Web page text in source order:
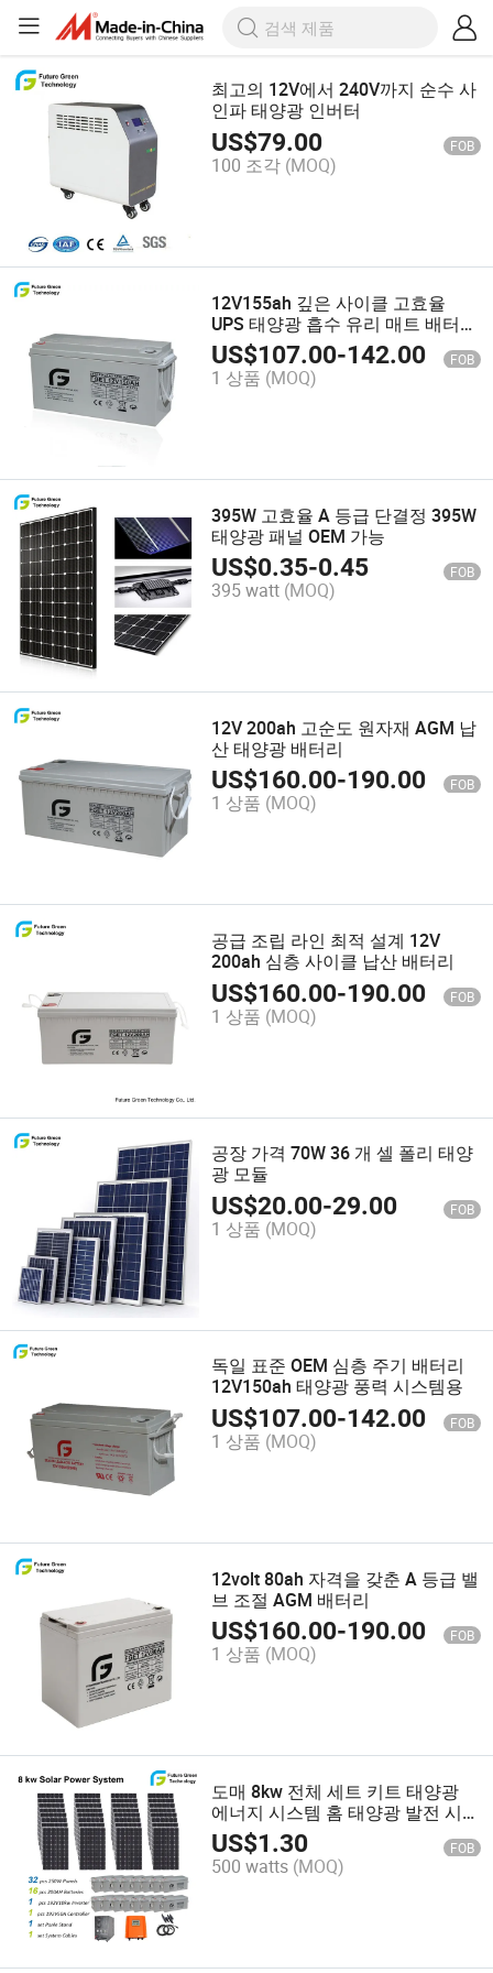
최고의 12V에서 240V까지 순수 사
인파 태양광 인버터
US$79.00 FOB
100 조각 (MOQ)
12V155ah 깊은 사이클 고효율
UPS 태양광 흡수 유리 매트 배터리
최저가
US$107.00-142.00 FOB
1 상품 (MOQ)
395W 고효율 A 등급 단결정 395W
태양광 패널 OEM 가능
US$0.35-0.45 FOB
395 watt (MOQ)
12V 200ah 고순도 원자재 AGM 납
산 태양광 배터리
US$160.00-190.00 FOB
1 상품 (MOQ)
공급 조립 라인 최적 설계 12V
200ah 심층 사이클 납산 배터리
US$160.00-190.00 FOB
1 상품 (MOQ)
공장 가격 70W 36 개 셀 폴리 태양
광 모듈
US$20.00-29.00 FOB
1 상품 (MOQ)
독일 표준 OEM 심층 주기 배터리
12V150ah 태양광 풍력 시스템용
US$107.00-142.00 FOB
1 상품 (MOQ)
12volt 80ah 자격을 갖춘 A 등급 밸
브 조절 AGM 배터리
US$160.00-190.00 FOB
1 상품 (MOQ)
도매 8kw 전체 세트 키트 태양광
에너지 시스템 홈 태양광 발전 시스
템
US$1.30 FOB
500 watts (MOQ)